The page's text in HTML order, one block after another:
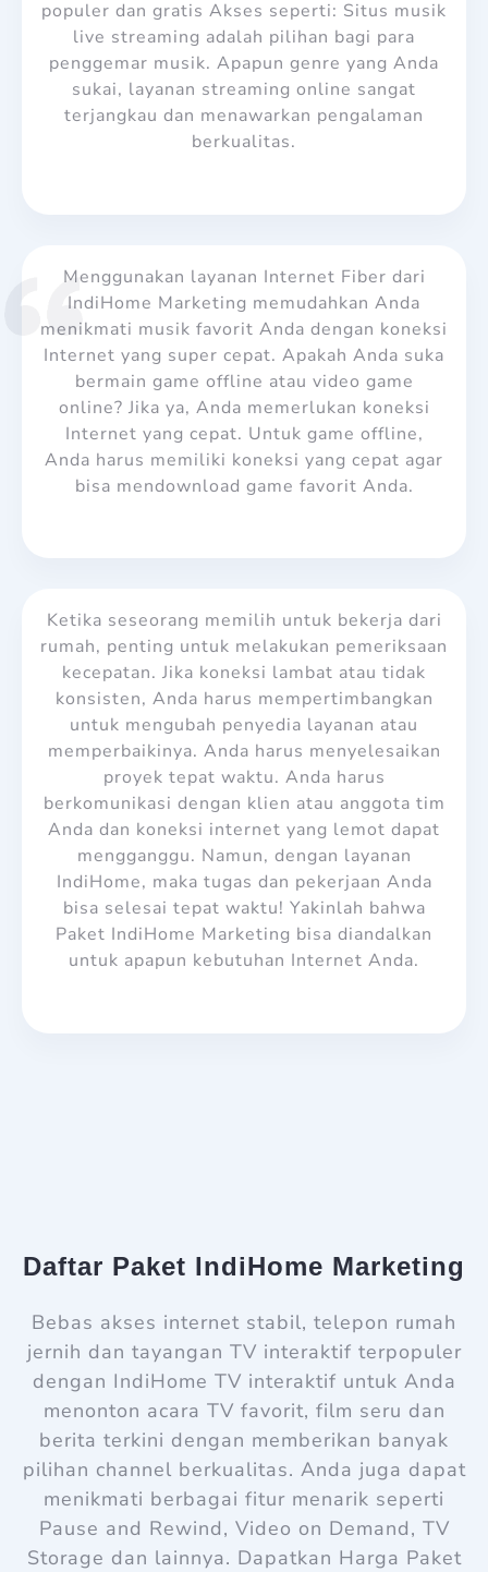
populer dan gratis Akses seperti: Situs musik
live streaming adalah pilihan bagi para
penggemar musik. Apapun genre yang Anda
sukai, layanan streaming online sangat
terjangkau dan menawarkan pengalaman
berkualitas.
Menggunakan layanan Internet Fiber dari
IndiHome Marketing memudahkan Anda
menikmati musik favorit Anda dengan koneksi
Internet yang super cepat. Apakah Anda suka
bermain game offline atau video game
online? Jika ya, Anda memerlukan koneksi
Internet yang cepat. Untuk game offline,
Anda harus memiliki koneksi yang cepat agar
bisa mendownload game favorit Anda.
Ketika seseorang memilih untuk bekerja dari
rumah, penting untuk melakukan pemeriksaan
kecepatan. Jika koneksi lambat atau tidak
konsisten, Anda harus mempertimbangkan
untuk mengubah penyedia layanan atau
memperbaikinya. Anda harus menyelesaikan
proyek tepat waktu. Anda harus
berkomunikasi dengan klien atau anggota tim
Anda dan koneksi internet yang lemot dapat
mengganggu. Namun, dengan layanan
IndiHome, maka tugas dan pekerjaan Anda
bisa selesai tepat waktu! Yakinlah bahwa
Paket IndiHome Marketing bisa diandalkan
untuk apapun kebutuhan Internet Anda.
Daftar Paket IndiHome Marketing
Bebas akses internet stabil, telepon rumah
jernih dan tayangan TV interaktif terpopuler
dengan IndiHome TV interaktif untuk Anda
menonton acara TV favorit, film seru dan
berita terkini dengan memberikan banyak
pilihan channel berkualitas. Anda juga dapat
menikmati berbagai fitur menarik seperti
Pause and Rewind, Video on Demand, TV
Storage dan lainnya. Dapatkan Harga Paket